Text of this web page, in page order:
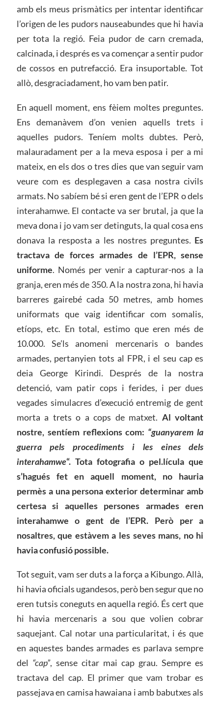
amb els meus prismàtics per intentar identificar
l’origen de les pudors nauseabundes que hi havia
per tota la regió. Feia pudor de carn cremada,
calcinada, i després es va començar a sentir pudor
de cossos en putrefacció. Era insuportable. Tot
allò, desgraciadament, ho vam ben patir.
En aquell moment, ens fèiem moltes preguntes.
Ens demanàvem d’on venien aquells trets i
aquelles pudors. Teníem molts dubtes. Però,
malauradament per a la meva esposa i per a mi
mateix, en els dos o tres dies que van seguir vam
veure com es desplegaven a casa nostra civils
armats. No sabíem bé si eren gent de l’EPR o dels
interahamwe. El contacte va ser brutal, ja que la
meva dona i jo vam ser detinguts, la qual cosa ens
donava la resposta a les nostres preguntes. Es
tractava de forces armades de l’EPR, sense
uniforme. Només per venir a capturar-nos a la
granja, eren més de 350. A la nostra zona, hi havia
barreres gairebé cada 50 metres, amb homes
uniformats que vaig identificar com somalis,
etíops, etc. En total, estimo que eren més de
10.000. Se’ls anomeni mercenaris o bandes
armades, pertanyien tots al FPR, i el seu cap es
deia George Kirindi. Després de la nostra
detenció, vam patir cops i ferides, i per dues
vegades simulacres d’execució entremig de gent
morta a trets o a cops de matxet. Al voltant
nostre, sentíem reflexions com: “guanyarem la
guerra pels procediments i les eines dels
interahamwe“. Tota fotografia o pel.lícula que
s’hagués fet en aquell moment, no hauria
permès a una persona exterior determinar amb
certesa si aquelles persones armades eren
interahamwe o gent de l’EPR. Però per a
nosaltres, que estàvem a les seves mans, no hi
havia confusió possible.
Tot seguit, vam ser duts a la força a Kibungo. Allà,
hi havia oficials ugandesos, però ben segur que no
eren tutsis coneguts en aquella regió. És cert que
hi havia mercenaris a sou que volien cobrar
saquejant. Cal notar una particularitat, i és que
en aquestes bandes armades es parlava sempre
del “cap”, sense citar mai cap grau. Sempre es
tractava del cap. El primer que vam trobar es
passejava en camisa hawaiana i amb babutxes als